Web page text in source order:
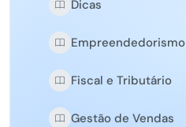
Dicas
Empreendedorismo
Fiscal e Tributário
Gestão de Vendas